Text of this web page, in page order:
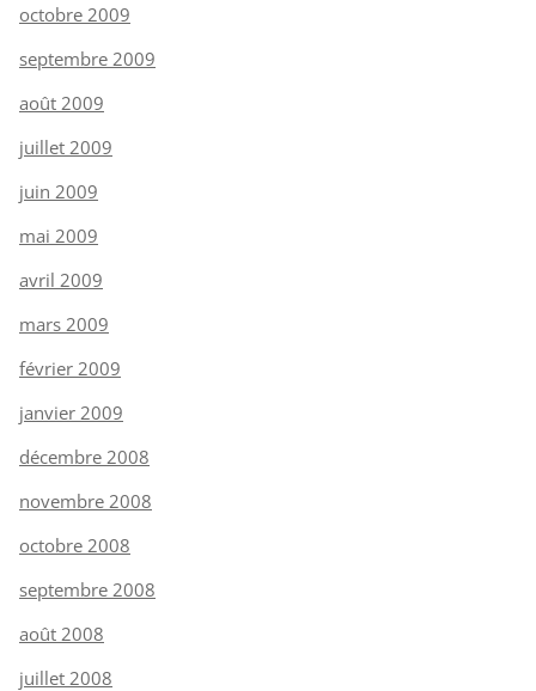
octobre 2009
septembre 2009
août 2009
juillet 2009
juin 2009
mai 2009
avril 2009
mars 2009
février 2009
janvier 2009
décembre 2008
novembre 2008
octobre 2008
septembre 2008
août 2008
juillet 2008